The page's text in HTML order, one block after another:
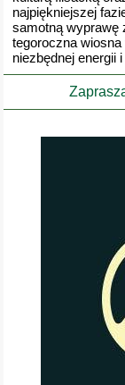
najpiękniejszej
samotną wyprawę
tegoroczna
niezbędnej energii